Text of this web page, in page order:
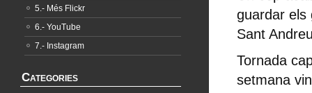
guardar els
Sant
Tornada
setmana
5.- Més Flickr
6.- YouTube
7.- Instagram
Categories